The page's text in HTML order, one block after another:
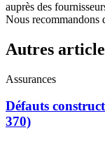
auprès des
Nous recommandons
Autres
Assurances
Défauts
370)